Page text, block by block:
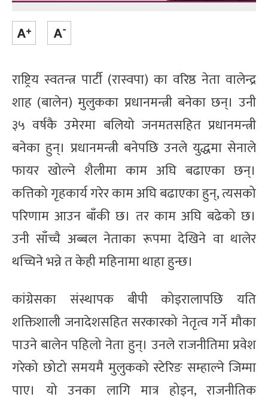
राष्ट्रिय स्वतन्त्र पार्टी (रास्वपा) का वरिष्ठ नेता वालेन्द्र
शाह (बालेन) मुलुकका प्रधानमन्त्री बनेका छन्। उनी
३५ वर्षकै उमेरमा बलियो जनमतसहित प्रधानमन्त्री
बनेका हुन्। प्रधानमन्त्री बनेपछि उनले युद्धमा सेनाले
फायर खोल्ने शैलीमा काम अघि बढाएका छन्।
कत्तिको गृहकार्य गरेर काम अघि बढाएका हुन्, त्यसको
परिणाम आउन बाँकी छ। तर काम अघि बढेको छ।
उनी साँच्चै अब्बल नेताका रूपमा देखिने वा थालेर
थच्चिने भन्ने त केही महिनामा थाहा हुन्छ।
कांग्रेसका संस्थापक बीपी कोइरालापछि यति
शक्तिशाली जनादेशसहित सरकारको नेतृत्व गर्ने मौका
पाउने बालेन पहिलो नेता हुन्। उनले राजनीतिमा प्रवेश
गरेको छोटो समयमै मुलुकको स्टेरिङ सम्हाल्ने जिम्मा
पाए। यो उनका लागि मात्र होइन, राजनीतिक